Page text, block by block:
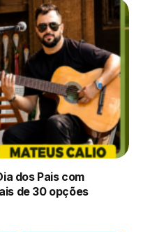
dos Pais com
de 30 opções